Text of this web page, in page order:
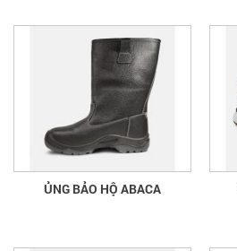
ỦNG BẢO HỘ ABACA